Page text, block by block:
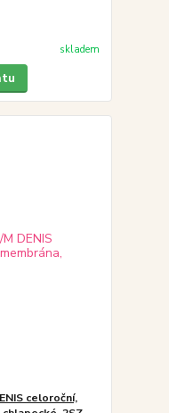
skladem
celoroční,